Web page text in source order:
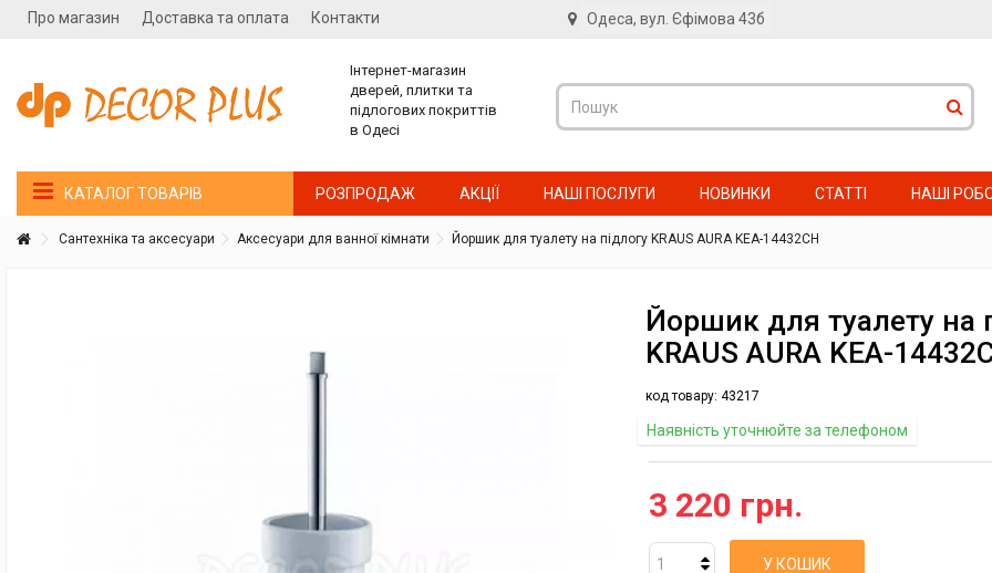
Про магазин Доставка та оплата Контакти Одеса, вул. Єфімова 43б
Інтернет-магазин
дверей, плитки та
підлогових покриттів
в Одесі
КАТАЛОГ ТОВАРІВ РОЗПРОДАЖ АКЦІЇ НАШІ ПОСЛУГИ НОВИНКИ СТАТТІ НАШІ
Сантехніка та аксесуари Аксесуари для ванної кімнати Йоршик для туалету на підлогу KRAUS AURA KEA-14432CH
Йоршик для туалету на
KRAUS AURA KEA-
код товару: 43217
Наявність уточнюйте за телефоном
3 220 грн.
У КОШИК